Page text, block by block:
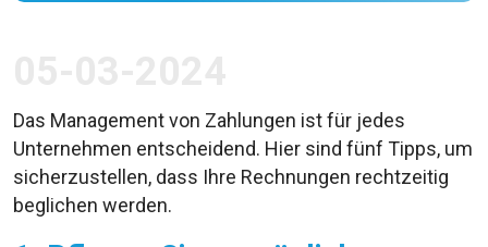
Das Management von Zahlungen ist für jedes
Unternehmen entscheidend. Hier sind fünf Tipps, um
sicherzustellen, dass Ihre Rechnungen rechtzeitig
beglichen werden.